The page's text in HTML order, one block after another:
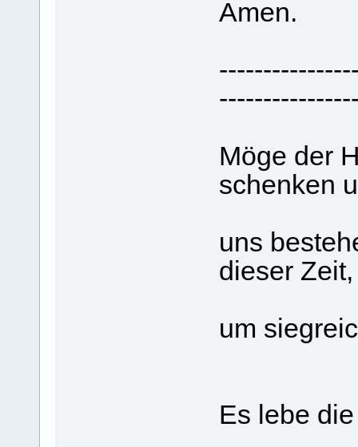
Amen.
Möge der
schenken
uns
dieser Zeit,
um
Es lebe